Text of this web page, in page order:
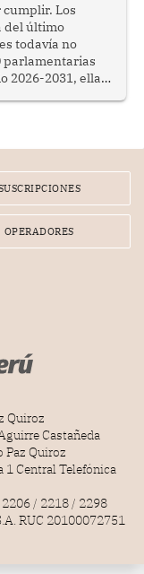
Los
del último
todavía no
parlamentarias
2026-2031, ellas
OPERADORES
Quiroz
Castañeda
Paz Quiroz
1 Central Telefónica
/ 2218 / 2298
RUC 20100072751